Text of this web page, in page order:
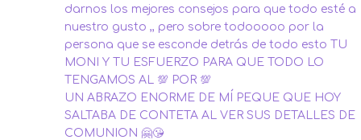
darnos los mejores consejos para que todo esté a
nuestro gusto ,, pero sobre todooooo por la
persona que se esconde detrás de todo esto TU
MONI Y TU ESFUERZO PARA QUE TODO LO
TENGAMOS AL 💯 POR 💯
UN ABRAZO ENORME DE MÍ PEQUE QUE HOY
SALTABA DE CONTETA AL VER SUS DETALLES DE
COMUNION 🤗😘